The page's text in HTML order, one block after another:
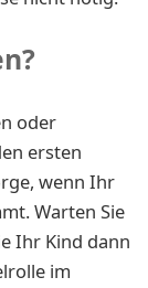
oder
ersten
wenn Ihr
Warten Sie
Ihr Kind dann
im